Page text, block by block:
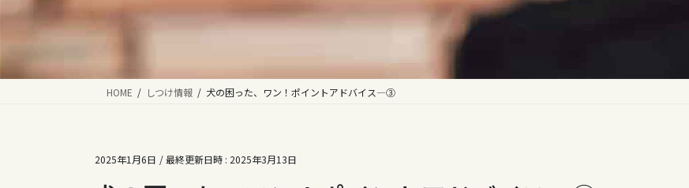
HOME しつけ情報 犬の困った、ワン！ポイントアドバイス—③
2025年1月6日 / 最終更新日時 : 2025年3月13日